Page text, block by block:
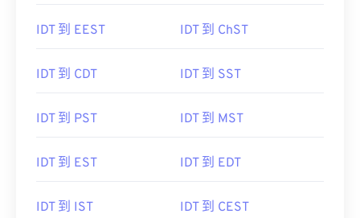
IDT 到 EEST IDT 到 ChST
IDT 到 CDT IDT 到 SST
IDT 到 PST IDT 到 MST
IDT 到 EST IDT 到 EDT
IDT 到 IST IDT 到 CEST